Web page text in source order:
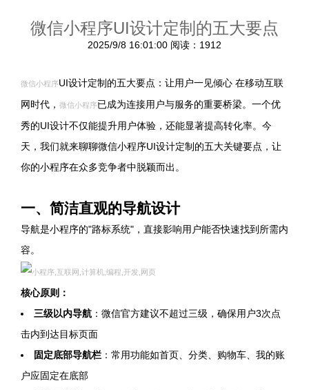
微信小程序UI设计定制的五大要点
2025/9/8 16:01:00 阅读：1912
微信小程序UI设计定制的五大要点：让用户一见倾心 在移动互联
网时代， 微信小程序已成为连接用户与服务的重要桥梁。一个优
秀的UI设计不仅能提升用户体验，还能显著提高转化率。今
天，我们就来聊聊微信小程序UI设计定制的五大关键要点，让
你的小程序在众多竞争者中脱颖而出。
一、简洁直观的导航设计
导航是小程序的"路标系统"，直接影响用户能否快速找到所需内
容。
核心原则：
三级以内导航 ：微信官方建议不超过三级，确保用户3次点
击内到达目标页面
固定底部导航栏 ：常用功能如首页、分类、购物车、我的账
户应固定在底部